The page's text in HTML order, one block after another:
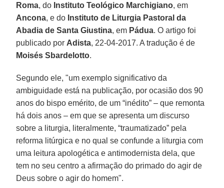
Roma, do Instituto Teológico Marchigiano, em
Ancona, e do Instituto de Liturgia Pastoral da
Abadia de Santa Giustina, em Pádua. O artigo foi
publicado por Adista, 22-04-2017. A tradução é de
Moisés Sbardelotto.
Segundo ele, "um exemplo significativo da
ambiguidade está na publicação, por ocasião dos 90
anos do bispo emérito, de um “inédito” – que remonta
há dois anos – em que se apresenta um discurso
sobre a liturgia, literalmente, “traumatizado” pela
reforma litúrgica e no qual se confunde a liturgia com
uma leitura apologética e antimodernista dela, que
tem no seu centro a afirmação do primado do agir de
Deus sobre o agir do homem".